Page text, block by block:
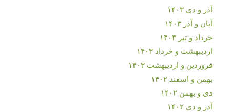
آذر و دی ۱۴۰۳
آبان و آذر ۱۴۰۳
خرداد و تیر ۱۴۰۳
اردیبهشت و خرداد ۱۴۰۳
فروردین و اردیبهشت ۱۴۰۳
بهمن و اسفند ۱۴۰۲
دی و بهمن ۱۴۰۲
آذر و دی ۱۴۰۲